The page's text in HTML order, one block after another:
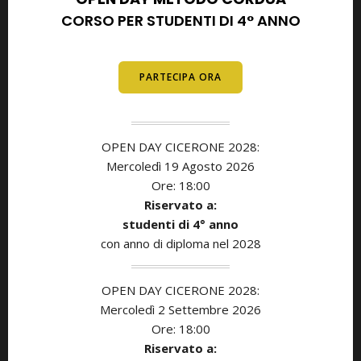
CORSO PER STUDENTI DI 4° ANNO
PARTECIPA ORA
OPEN DAY CICERONE 2028:
Mercoledì 19 Agosto 2026
Ore: 18:00
Riservato a:
studenti di 4° anno
con anno di diploma nel 2028
OPEN DAY CICERONE 2028:
Mercoledì 2 Settembre 2026
Ore: 18:00
Riservato a: